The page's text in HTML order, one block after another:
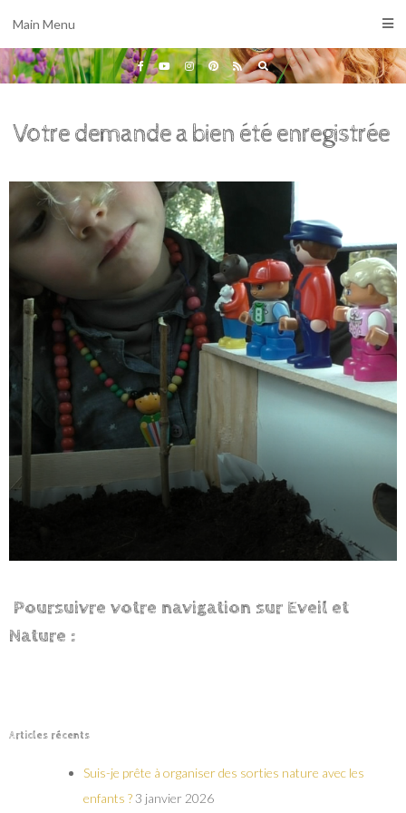
Main Menu
Votre demande a bien été enregistrée
Poursuivre votre navigation sur Eveil et
Nature :
Articles récents
Suis-je prête à organiser des sorties nature avec les
enfants ?3 janvier 2026